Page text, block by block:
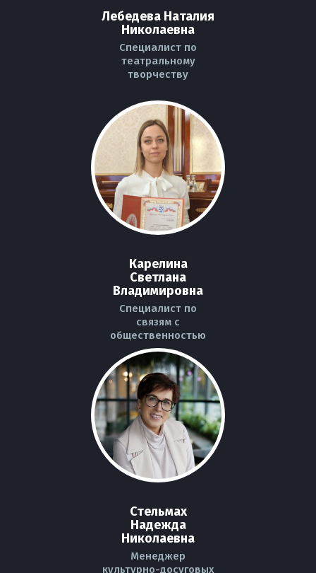
Лебедева Наталия
Николаевна
Специалист по
театральному
творчеству
Карелина
Светлана
Владимировна
Специалист по
связям с
общественностью
Стельмах
Надежда
Николаевна
Менеджер
культурно-досуговых